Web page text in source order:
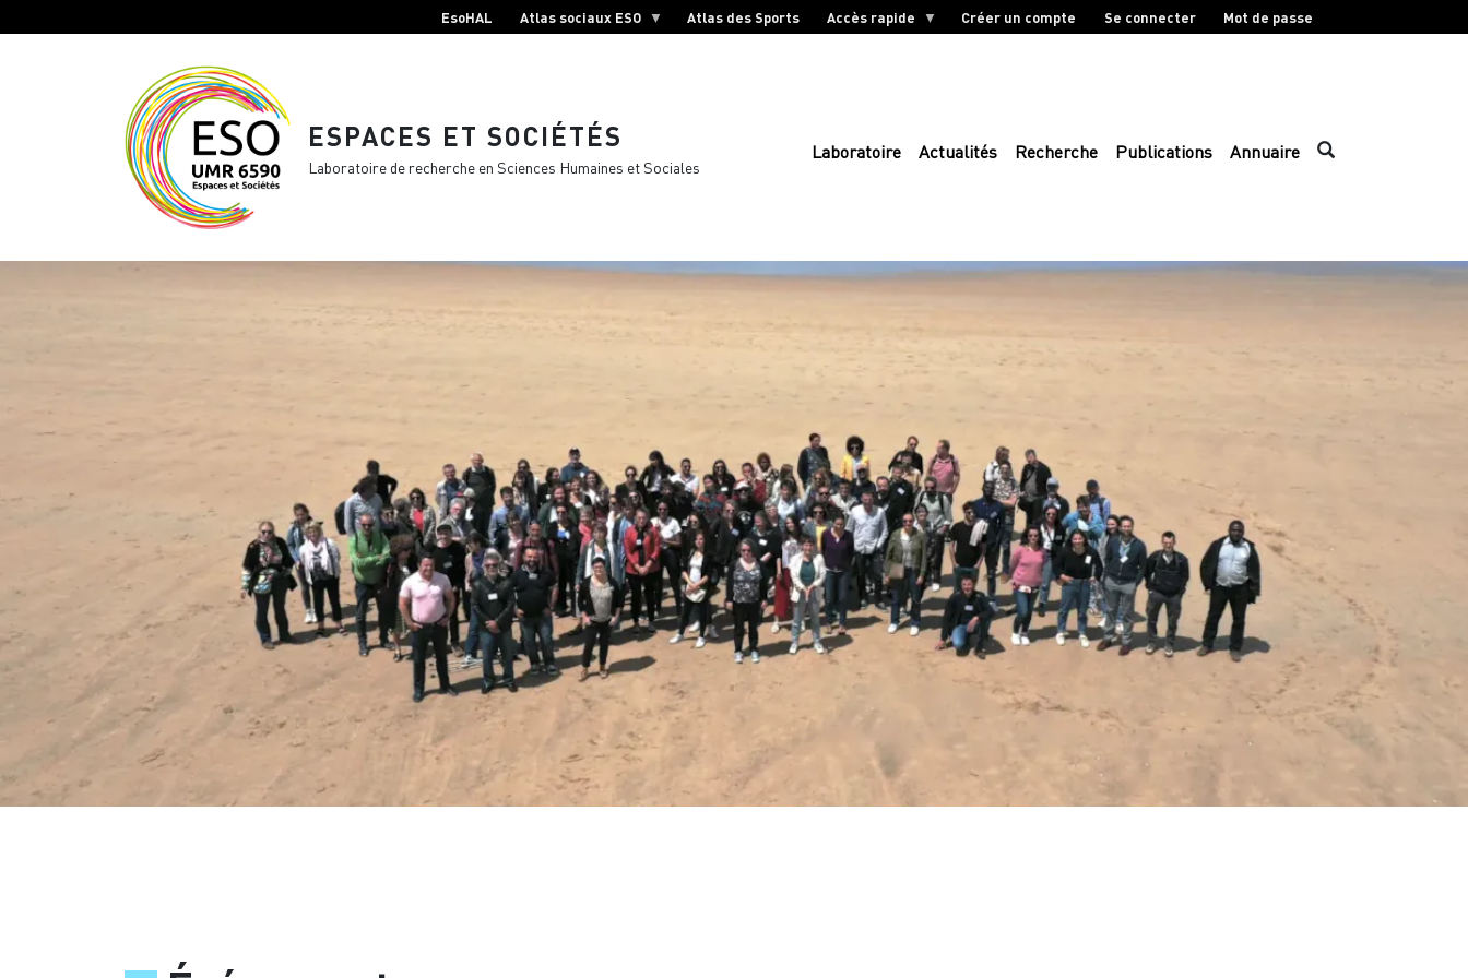
EsoHAL Atlas sociaux ESO Atlas des Sports Accès rapide Créer un compte Se connecter Mot de passe
ESPACES ET SOCIÉTÉS
Laboratoire de recherche en Sciences Humaines et Sociales
Laboratoire Actualités Recherche Publications Annuaire